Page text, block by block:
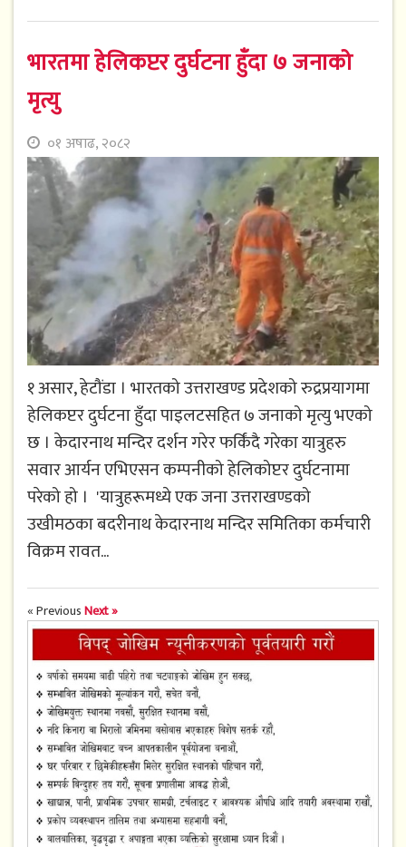
भारतमा हेलिकप्टर दुर्घटना हुँदा ७ जनाको
मृत्यु
०१ अषाढ, २०८२
१ असार, हेटौंडा । भारतको उत्तराखण्ड प्रदेशको रुद्रप्रयागमा
हेलिकप्टर दुर्घटना हुँदा पाइलटसहित ७ जनाको मृत्यु भएको
छ । केदारनाथ मन्दिर दर्शन गरेर फर्किंदै गरेका यात्रुहरु
सवार आर्यन एभिएसन कम्पनीको हेलिकोप्टर दुर्घटनामा
परेको हो । 'यात्रुहरूमध्ये एक जना उत्तराखण्डको
उखीमठका बदरीनाथ केदारनाथ मन्दिर समितिका कर्मचारी
विक्रम रावत...
« PreviousNext »